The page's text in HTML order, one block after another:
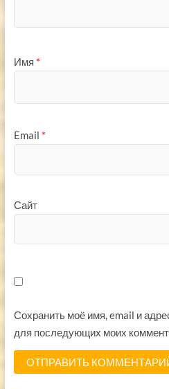
Имя *
Email *
Сайт
Сохранить моё имя, email и
для последующих моих